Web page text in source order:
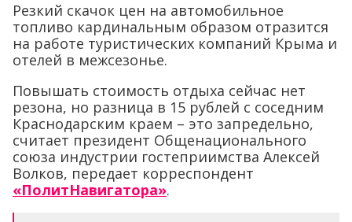
Резкий скачок цен на автомобильное
топливо кардинальным образом отразится
на работе туристических компаний Крыма и
отелей в межсезонье.
Повышать стоимость отдыха сейчас нет
резона, но разница в 15 рублей с соседним
Краснодарским краем – это запредельно,
считает президент Общенационального
союза индустрии гостеприимства Алексей
Волков, передает корреспондент
«ПолитНавигатора».